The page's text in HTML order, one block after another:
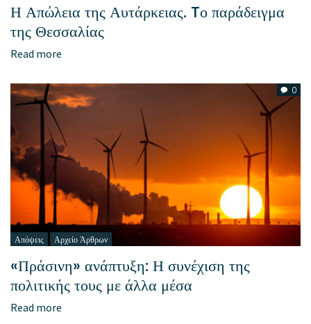
Η Απώλεια της Αυτάρκειας. Tο παράδειγμα
της Θεσσαλίας
Read more
0
Απόψεις Αρχείο Άρθρων
«Πράσινη» ανάπτυξη: Η συνέχιση της
πολιτικής τους με άλλα μέσα
Read more